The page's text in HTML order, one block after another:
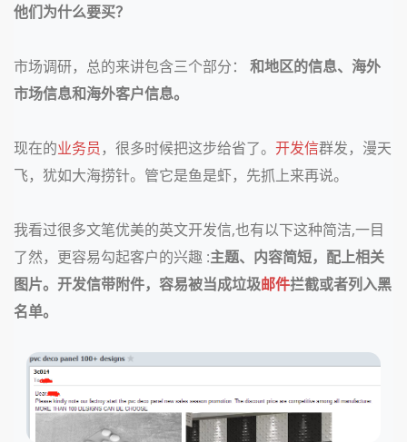
他们为什么要买？
市场调研，总的来讲包含三个部分：
和地区的信息、海外
市场信息和海外客户信息。
现在的业务员 ，很多时候把这步给省了。 开发信群发，漫天
飞，犹如大海捞针。管它是鱼是虾，先抓上来再说。
我看过很多文笔优美的英文开发信,也有以下这种简洁,一目
了然，更容易勾起客户的兴趣 :主题、内容简短，配上相关
图片。开发信带附件，容易被当成垃圾邮件拦截或者列入黑
名单。